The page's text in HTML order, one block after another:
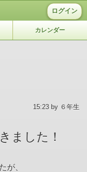
ログイン
カレンダー
15:23 by ６年生
ました！
が、